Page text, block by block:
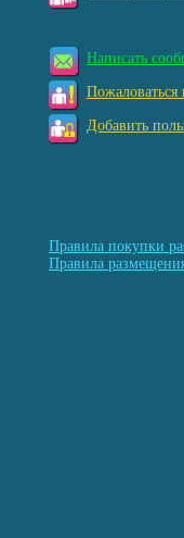
Написать
Пожаловаться
Добавить
Правила покупки
Правила